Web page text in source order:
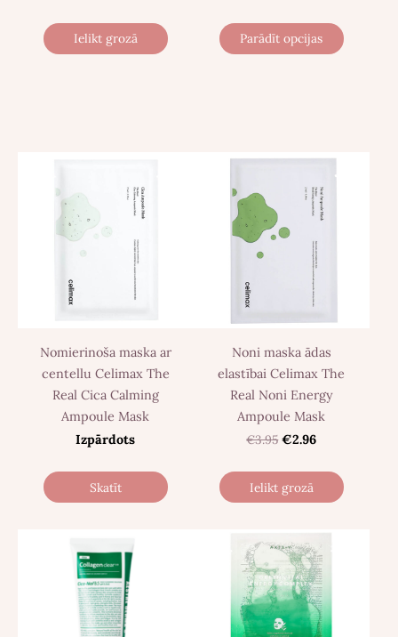
Ielikt grozā Parādīt opcijas
Nomierinoša maska ar
centellu Celimax The
Real Cica Calming
Ampoule Mask
Izpārdots
Skatīt
Noni maska ​​ādas
elastībai Celimax The
Real Noni Energy
Ampoule Mask
€3.95 €2.96
Ielikt grozā